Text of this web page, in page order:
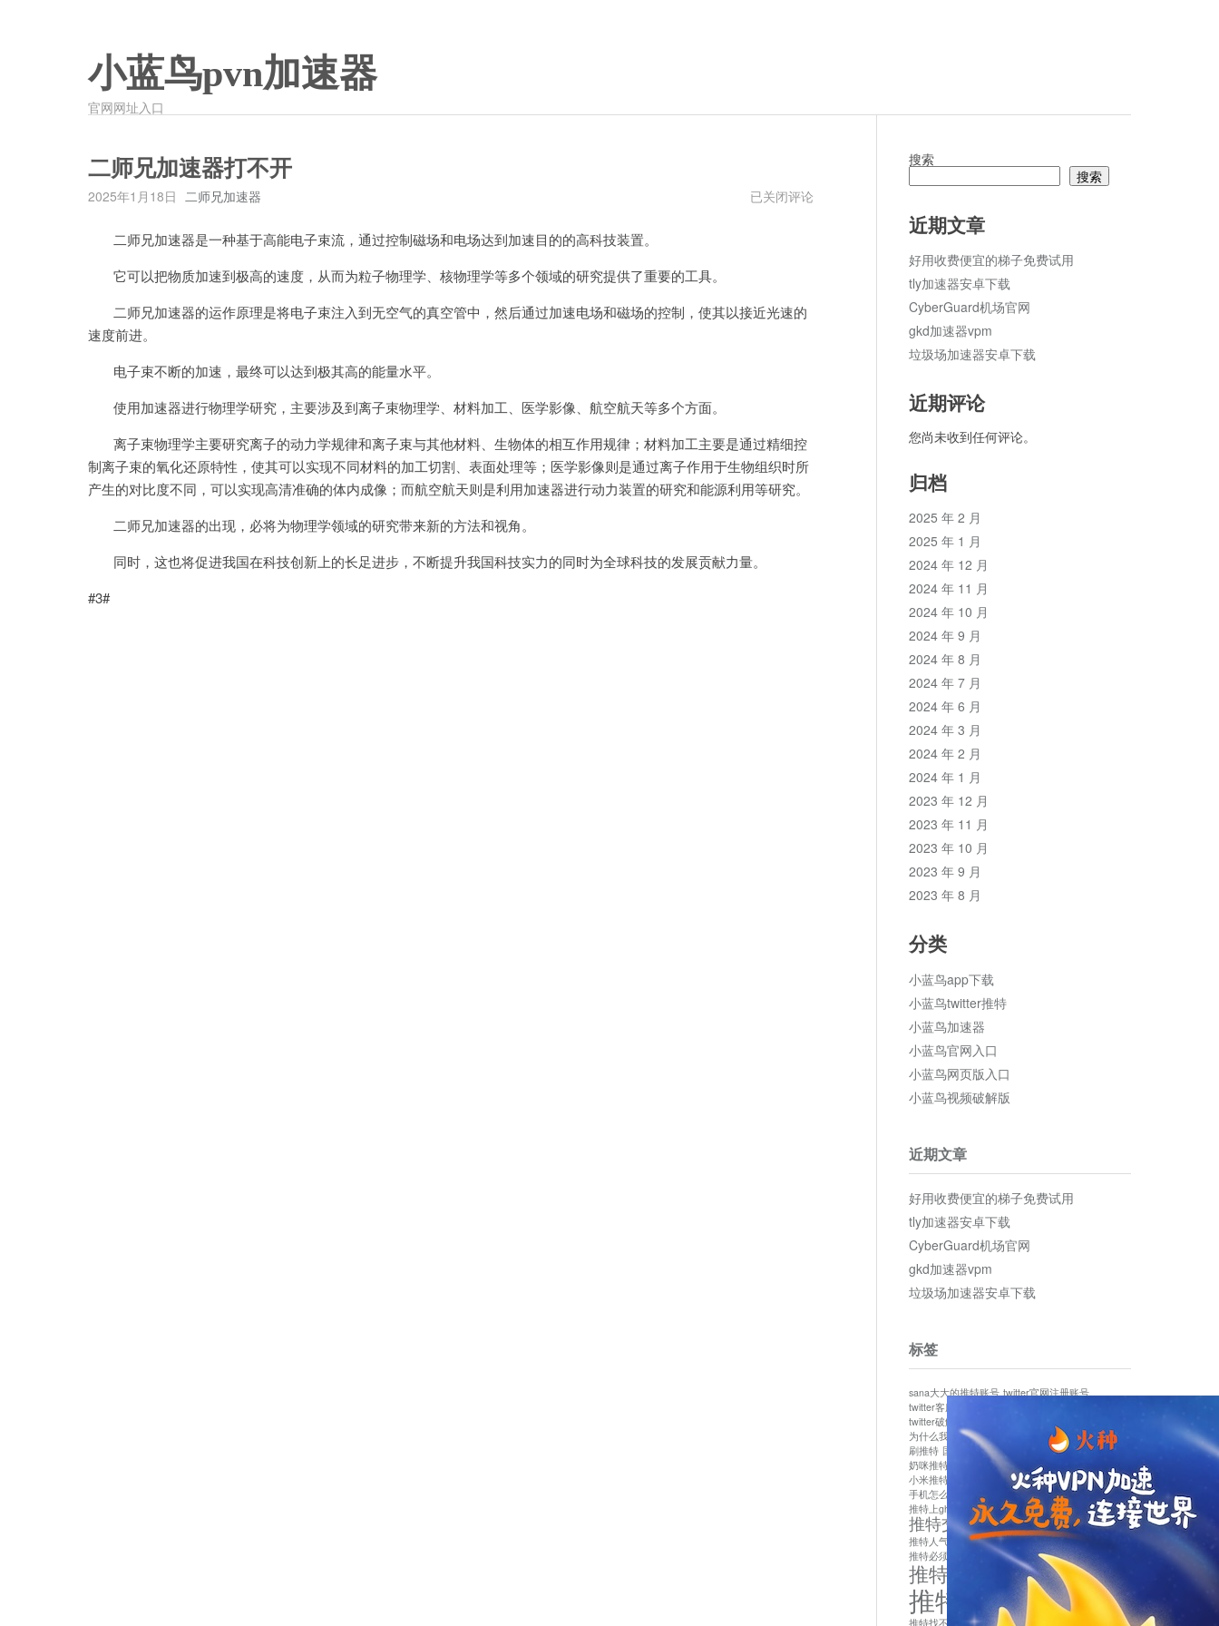
小蓝鸟pvn加速器
官网网址入口
二师兄加速器打不开
2025年1月18日 二师兄加速器
二
开
已关闭评论
二师兄加速器是一种基于高能电子束流，通过控制磁场和电场达到加速目的的高科技装置。
它可以把物质加速到极高的速度，从而为粒子物理学、核物理学等多个领域的研究提供了重要的工具。
二师兄加速器的运作原理是将电子束注入到无空气的真空管中，然后通过加速电场和磁场的控制，使其以接近光速的
速度前进。
电子束不断的加速，最终可以达到极其高的能量水平。
使用加速器进行物理学研究，主要涉及到离子束物理学、材料加工、医学影像、航空航天等多个方面。
离子束物理学主要研究离子的动力学规律和离子束与其他材料、生物体的相互作用规律；材料加工主要是通过精细控
制离子束的氧化还原特性，使其可以实现不同材料的加工切割、表面处理等；医学影像则是通过离子作用于生物组织时所
产生的对比度不同，可以实现高清准确的体内成像；而航空航天则是利用加速器进行动力装置的研究和能源利用等研究。
二师兄加速器的出现，必将为物理学领域的研究带来新的方法和视角。
同时，这也将促进我国在科技创新上的长足进步，不断提升我国科技实力的同时为全球科技的发展贡献力量。
#3#
搜索
搜索
近期文章
好用收费便宜的梯子免费试用
tly加速器安卓下载
CyberGuard机场官网
gkd加速器vpm
垃圾场加速器安卓下载
近期评论
您尚未收到任何评论。
归档
2025 年 2 月
2025 年 1 月
2024 年 12 月
2024 年 11 月
2024 年 10 月
2024 年 9 月
2024 年 8 月
2024 年 7 月
2024 年 6 月
2024 年 3 月
2024 年 2 月
2024 年 1 月
2023 年 12 月
2023 年 11 月
2023 年 10 月
2023 年 9 月
2023 年 8 月
分类
小蓝鸟app下载
小蓝鸟twitter推特
小蓝鸟加速器
小蓝鸟官网入口
小蓝鸟网页版入口
小蓝鸟视频破解版
近期文章
好用收费便宜的梯子免费试用
tly加速器安卓下载
CyberGuard机场官网
gkd加速器vpm
垃圾场加速器安卓下载
标签
sana大大的推特账号 twitter官网注册账号
twitter客服
twitter破解版下载
为什么我推特无法保存设置
作者sana推特是什么
刷推特 国内为什么不能用twitter 国内能用twitter吗
奶咪推特
如何找回推特密码
小米推特闪退是怎么回事 怎么看推特上的视频
手机怎么注册推特账号
推特devil
推特上ghs的女博主
推特交友软件app下载
推特人气萌货小蔡头喵喵喵 推特实名制
推特必须用外网吗
推特怎么取消关联手机号
推特怎么看敏感内容苹果
推特找不到账号 推特注册必须要手机号